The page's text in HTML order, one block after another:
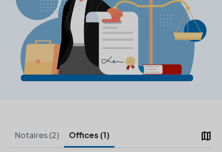
map
Notaires (2) Offices (1)